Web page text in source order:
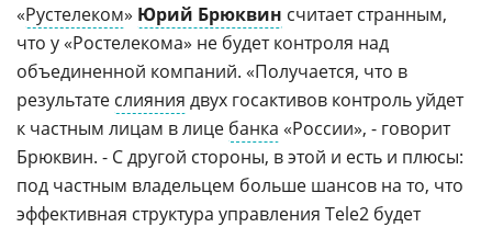
«Рустелеком» Юрий Брюквин считает странным,
что у «Ростелекома» не будет контроля над
объединенной компаний. «Получается, что в
результате слияния двух госактивов контроль уйдет
к частным лицам в лице банка «России», - говорит
Брюквин. - С другой стороны, в этой и есть и плюсы:
под частным владельцем больше шансов на то, что
эффективная структура управления Tele2 будет